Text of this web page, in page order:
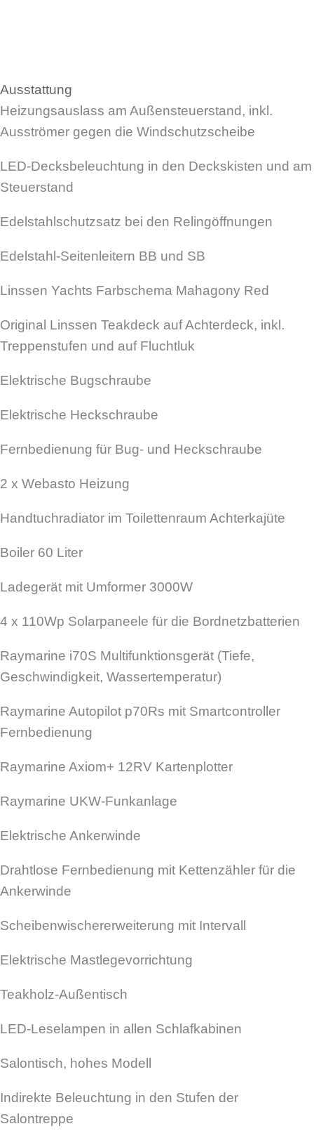
Ausstattung
Heizungsauslass am Außensteuerstand, inkl.
Ausströmer gegen die Windschutzscheibe
LED-Decksbeleuchtung in den Deckskisten und am
Steuerstand
Edelstahlschutzsatz bei den Relingöffnungen
Edelstahl-Seitenleitern BB und SB
Linssen Yachts Farbschema Mahagony Red
Original Linssen Teakdeck auf Achterdeck, inkl.
Treppenstufen und auf Fluchtluk
Elektrische Bugschraube
Elektrische Heckschraube
Fernbedienung für Bug- und Heckschraube
2 x Webasto Heizung
Handtuchradiator im Toilettenraum Achterkajüte
Boiler 60 Liter
Ladegerät mit Umformer 3000W
4 x 110Wp Solarpaneele für die Bordnetzbatterien
Raymarine i70S Multifunktionsgerät (Tiefe,
Geschwindigkeit, Wassertemperatur)
Raymarine Autopilot p70Rs mit Smartcontroller
Fernbedienung
Raymarine Axiom+ 12RV Kartenplotter
Raymarine UKW-Funkanlage
Elektrische Ankerwinde
Drahtlose Fernbedienung mit Kettenzähler für die
Ankerwinde
Scheibenwischererweiterung mit Intervall
Elektrische Mastlegevorrichtung
Teakholz-Außentisch
LED-Leselampen in allen Schlafkabinen
Salontisch, hohes Modell
Indirekte Beleuchtung in den Stufen der
Salontreppe